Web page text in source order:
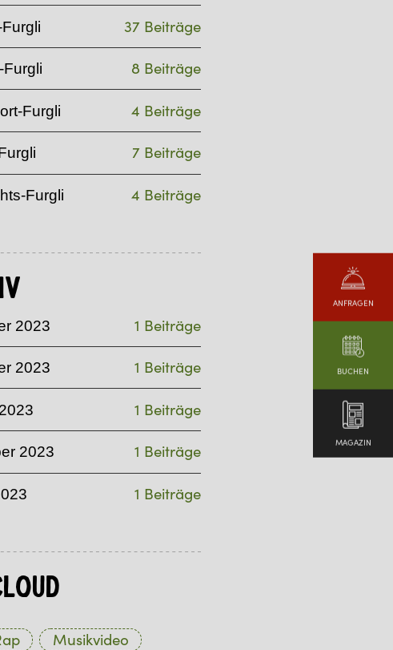
ANFRAGEN
BUCHEN
MAGAZIN
37 Beiträge
Furgli 8 Beiträge
Furgli 4 Beiträge
7 Beiträge
Furgli 4 Beiträge
2023 1 Beiträge
2023 1 Beiträge
1 Beiträge
2023 1 Beiträge
1 Beiträge
Musikvideo